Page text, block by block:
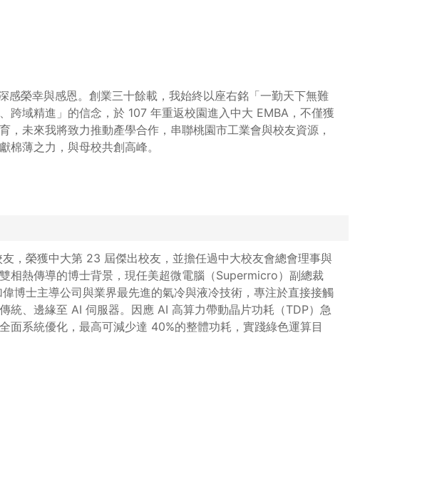
榮幸與感恩。創業三十餘載，我始終以座右銘「一勤天下無難
跨域精進」的信念，於 107 年重返校園進入中大 EMBA，不僅獲
，未來我將致力推動產學合作，串聯桃園市工業會與校友資源，
棉薄之力，與母校共創高峰。
，榮獲中大第 23 屆傑出校友，並擔任過中大校友會總會理事與
相熱傳導的博士背景，現任美超微電腦（Supermicro）副總裁
博士主導公司與業界最先進的氣冷與液冷技術，專注於直接接觸
統、邊緣至 AI 伺服器。因應 AI 高算力帶動晶片功耗（TDP）急
面系統優化，最高可減少達 40%的整體功耗，實踐綠色運算目